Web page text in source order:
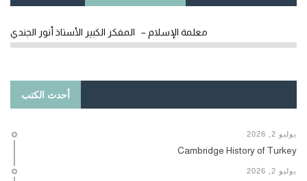
معلمة الإسلام – المفكر الكبير الأستاذ أنور الجندي
أحدث الكتب
يوليو 2, 2026
Cambridge History of Turkey
يوليو 2, 2026